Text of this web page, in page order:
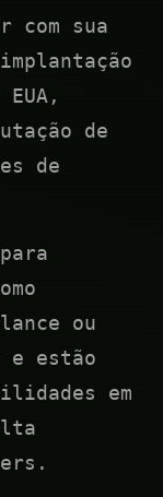
com sua
de
de
ou
e estão
em